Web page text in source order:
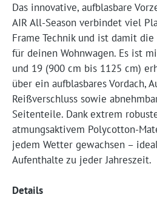
Das innovative, aufblasbare
AIR All-Season verbindet viel
Frame Technik und ist damit
für deinen Wohnwagen. Es ist
und 19 (900 cm bis 1125 cm)
über ein aufblasbares Vordach,
Reißverschluss sowie
Seitenteile. Dank extrem
atmungsaktivem Polycotton-
jedem Wetter gewachsen –
Aufenthalte zu jeder Jahreszeit.
Details